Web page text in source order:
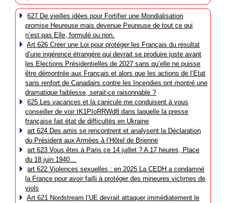
627 De vieilles idées pour Fortifier une Mondialisation
promise Heureuse mais devenue Peureuse de tout ce qui
n’est pas Elle, formulé ou non.
Art 626 Créer une Loi pour protéger les Français du résultat
d’une ingérence étrangère qui devrait se produire juste avant
les Elections Présidentielles de 2027 sans qu’elle ne puisse
être démontrée aux Français et alors que les actions de l’Etat
sans renfort de Canadairs contre les Incendies ont montré une
dramatique faiblesse, serait-ce raisonnable ?
625 Les vacances et la canicule me conduisent à vous
conseiller de voir tK1PIoRRWd8 dans laquelle la presse
française fait état de difficultés en Ukraine
art 624 Des amis se rencontrent et analysent la Déclaration
du Président aux Armées à l’Hôtel de Brienne
art 623 Vous êtes à Paris ce 14 juillet ? A 17 heures, Place
du 18 juin 1940…
art 622 Violences sexuelles : en 2025 La CEDH a condamné
la France pour avoir failli à protéger des mineures victimes de
viols
Art 621 Nordstream l’UE devrait attaquer immédiatement le